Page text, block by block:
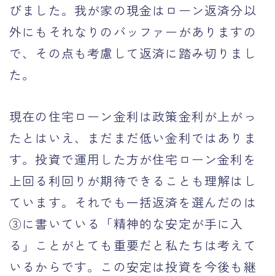
びました。我が家の現金はローン返済分以
外にもそれなりのバッファーがありますの
で、その点も考慮して返済に踏み切りまし
た。
現在の住宅ローン金利は政策金利が上がっ
たとはいえ、まだまだ低い金利ではありま
す。投資で運用した方が住宅ローン金利を
上回る利回りが期待できることも理解はし
ています。それでも一括返済を選んだのは
③に書いている「精神的な安定が手に入
る」ことがとても重要だと私たちは考えて
いるからです。この安定は投資を今後も継